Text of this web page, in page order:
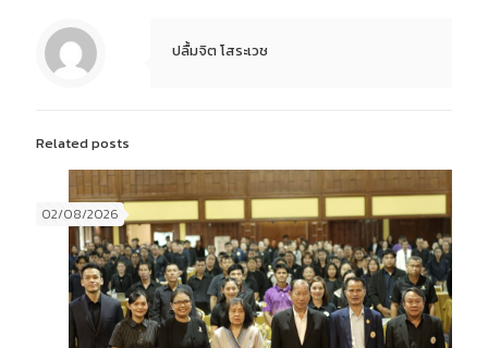
ปลื้มจิต โสระเวช
Related posts
02/08/2026